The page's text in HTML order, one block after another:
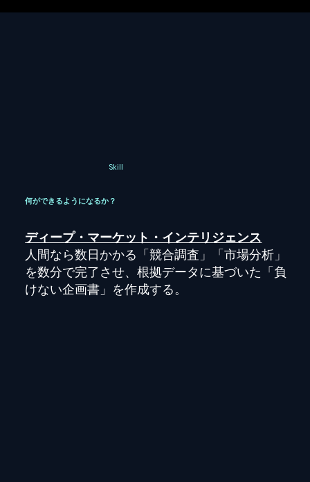
Skill
何ができるようになるか？
ディープ・マーケット・インテリジェンス
人間なら数日かかる「競合調査」「市場分析」
を数分で完了させ、根拠データに基づいた「負
けない企画書」を作成する。